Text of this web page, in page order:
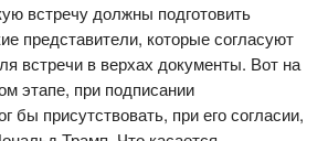
встречу должны подготовить
представители, которые согласуют
встречи в верхах документы. Вот на
этапе, при подписании
бы присутствовать, при его согласии,